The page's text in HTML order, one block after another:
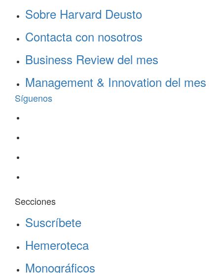
Sobre Harvard Deusto
Contacta con nosotros
Business Review del mes
Management & Innovation del mes
Síguenos
Secciones
Suscríbete
Hemeroteca
Monográficos